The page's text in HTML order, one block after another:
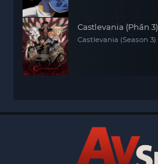
Sage in the World
Castlevania (Phần 3)
Castlevania (Season 3)